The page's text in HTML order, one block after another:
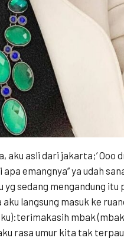
aku asli dari jakarta;’ Ooo
emangnya’’ ya udah
sedang mengandung itu
langsung masuk ke
mbak
rasa umur kita tak